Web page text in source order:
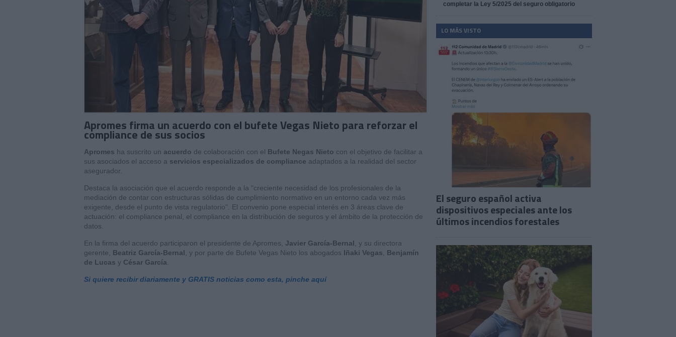
Apromes firma un acuerdo con el bufete Vegas Nieto para reforzar el
compliance de sus socios
Apromes ha suscrito un acuerdo de colaboración con el Bufete Negas Nieto con el objetivo de facilitar a
sus asociados el acceso a servicios especializados de compliance adaptados a la realidad del sector
asegurador.
Destaca la asociación que el acuerdo responde a la "creciente necesidad de los profesionales de la
mediación de contar con estructuras sólidas de cumplimiento normativo en un entorno cada vez más
exigente, desde el punto de vista regulatorio". El convenio pone especial interés en 3 áreas clave de
actuación: el compliance penal, el compliance en la distribución de seguros y el ámbito de la protección de
datos.
En la firma del acuerdo participaron el presidente de Apromes, Javier García-Bernal , y su directora
gerente, Beatriz García-Bernal , y por parte de Bufete Vegas Nieto los abogados Iñaki Vegas
Benjamín
de Lucas y César García
Si quiere recibir diariamente y GRATIS noticias como esta, pinche aquí
completar la Ley 5/2025 del seguro obligatorio
LO MÁS VISTO
El seguro español activa
dispositivos especiales ante los
últimos incendios forestales